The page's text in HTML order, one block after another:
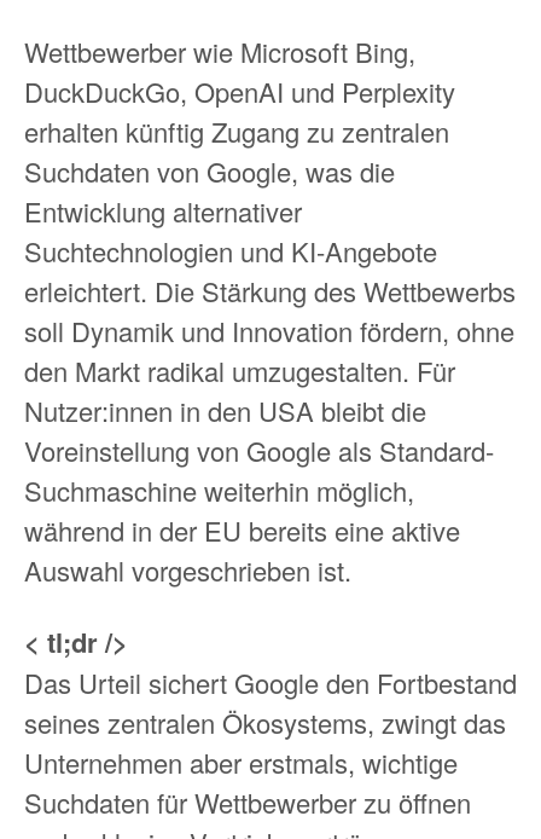
Wettbewerber wie Microsoft Bing,
DuckDuckGo, OpenAI und Perplexity
erhalten künftig Zugang zu zentralen
Suchdaten von Google, was die
Entwicklung alternativer
Suchtechnologien und KI-Angebote
erleichtert. Die Stärkung des Wettbewerbs
soll Dynamik und Innovation fördern, ohne
den Markt radikal umzugestalten. Für
Nutzer:innen in den USA bleibt die
Voreinstellung von Google als Standard-
Suchmaschine weiterhin möglich,
während in der EU bereits eine aktive
Auswahl vorgeschrieben ist.
< tl;dr />
Das Urteil sichert Google den Fortbestand
seines zentralen Ökosystems, zwingt das
Unternehmen aber erstmals, wichtige
Suchdaten für Wettbewerber zu öffnen